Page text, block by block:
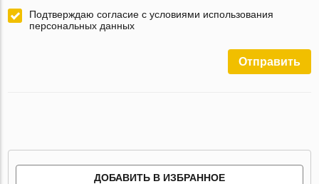
Подтверждаю согласие с условиями использования
персональных данных
Отправить
ДОБАВИТЬ В ИЗБРАННОЕ